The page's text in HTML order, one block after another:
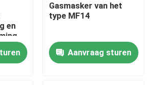
en
Beschermingsgebied
Gasmasker van het
type MF14
Aanvraag sturen